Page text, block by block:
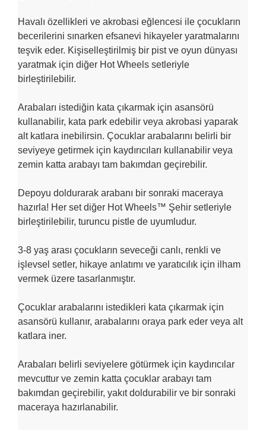
Havalı özellikleri ve akrobasi eğlencesi ile çocukların
becerilerini sınarken efsanevi hikayeler yaratmalarını
teşvik eder. Kişiselleştirilmiş bir pist ve oyun dünyası
yaratmak için diğer Hot Wheels setleriyle
birleştirilebilir.
Arabaları istediğin kata çıkarmak için asansörü
kullanabilir, kata park edebilir veya akrobasi yaparak
alt katlara inebilirsin. Çocuklar arabalarını belirli bir
seviyeye getirmek için kaydırıcıları kullanabilir veya
zemin katta arabayı tam bakımdan geçirebilir.
Depoyu doldurarak arabanı bir sonraki maceraya
hazırla! Her set diğer Hot Wheels™ Şehir setleriyle
birleştirilebilir, turuncu pistle de uyumludur.
3-8 yaş arası çocukların seveceği canlı, renkli ve
işlevsel setler, hikaye anlatımı ve yaratıcılık için ilham
vermek üzere tasarlanmıştır.
Çocuklar arabalarını istedikleri kata çıkarmak için
asansörü kullanır, arabalarını oraya park eder veya alt
katlara iner.
Arabaları belirli seviyelere götürmek için kaydırıcılar
mevcuttur ve zemin katta çocuklar arabayı tam
bakımdan geçirebilir, yakıt doldurabilir ve bir sonraki
maceraya hazırlanabilir.